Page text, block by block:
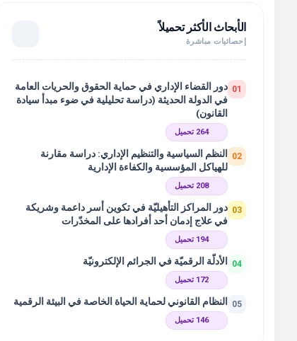
الأبحاث الأكثر تحميلاً
إحصائيات مباشرة
01 دور القضاء الإداري في حماية الحقوق والحريات العامة
في الدولة الحديثة (دراسة تحليلية في ضوء مبدأ سيادة
القانون)
264 تحميل
02
النظم السياسية والتنظيم الإداري: دراسة مقارنة
للهياكل المؤسسية والكفاءة الإدارية
208 تحميل
03 دور المراكز التأهيليّة في تكوين أسر داعمة وشريكة
في علاج إدمان أحد أفرادها على المخدّرات
194 تحميل
04 الأدلّة الرقميّة في الجرائم الإلكترونيّة
172 تحميل
05 النظام القانوني لحماية الحياة الخاصة في البيئة الرقمية
146 تحميل